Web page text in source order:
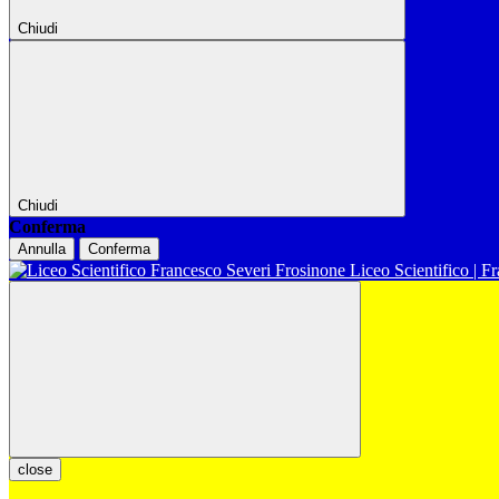
Chiudi
Chiudi
Conferma
Annulla Conferma
Liceo Scientifico |
close